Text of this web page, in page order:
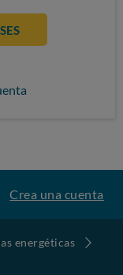
Crea una cuenta
energéticas